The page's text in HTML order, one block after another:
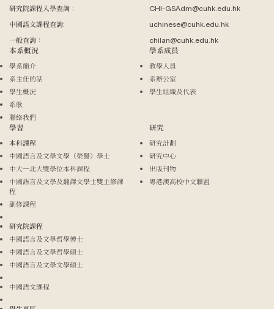
研究院課程入學查詢：
CHI-GSAdm@cuhk.edu.hk
中國語文課程查詢:
uchinese@cuhk.edu.hk
一般查詢：
chilan@cuhk.edu.hk
本系概況
學系簡介
系主任的話
學生概況
系歌
聯絡我們
學系成員
教學人員
系辦公室
學生組織及代表
學習
本科課程
中國語言及文學文學（榮譽）學士
中大─北大雙學位本科課程
中國語言及文學及翻譯文學士雙主修課
程
副修課程
研究院課程
中國語言及文學哲學博士
中國語言及文學哲學碩士
中國語言及文學文學碩士
中國語文課程
研究
研究計劃
研究中心
出版刊物
粵港澳高校中文聯盟